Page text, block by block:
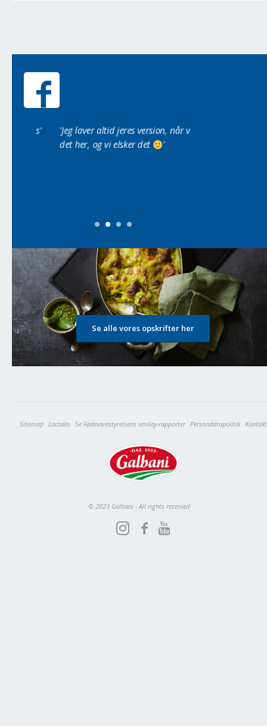
'Jeg laver altid jeres version, når vi får
det her, og vi elsker det
'
Se alle vores opskrifter her
Sitemap Lactalis Se Fødevarestyrelsens smiley-rapporter Persondatapolitik Kontakt
© 2023 Galbani - All rights reserved